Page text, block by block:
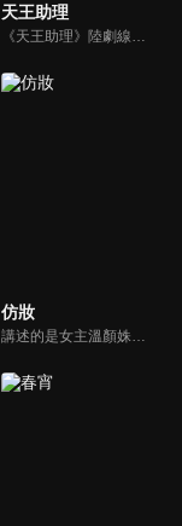
天王助理
《天王助理》陸劇線上看。萬眾矚目但文學素養欠佳的流量巨星由曦（孫澤源）與患有人群恐懼症的歷史系學霸尉遲杳杳（盧洋洋）因為一場陰差陽錯的碰撞，二人的人生軌跡就此顛覆巨變。
仿妝
講述的是女主溫顏姝和男主慕寒陰差陽錯之下用不同的身份從相識相知到真誠相愛，從保護自己的小家到共同守護天下的故事，展現了他們對於美好愛情的無限嚮往和不懈追求，對於彼此人生創傷的互相寬慰與治癒，對於自身責任和使命的勇敢擔當。